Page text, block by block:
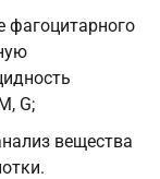
фагоцитарного
G;
вещества